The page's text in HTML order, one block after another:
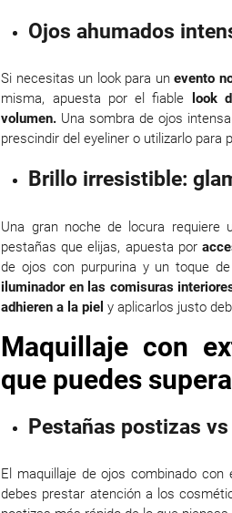
Ojos ahumados
Si necesitas un look para unevento
misma, apuesta por el fiable
look
volumen. Una sombra de ojos
prescindir del eyeliner o utilizarlo para
Brillo irresistible:
Una gran noche de locura requiere
pestañas que elijas, apuesta por
de ojos con purpurina y un toque
iluminador en las comisuras
adhieren a la piel y aplicarlos justo
Maquillaje con
que puedes
Pestañas postizas
El maquillaje de ojos combinado
debes prestar atención a los